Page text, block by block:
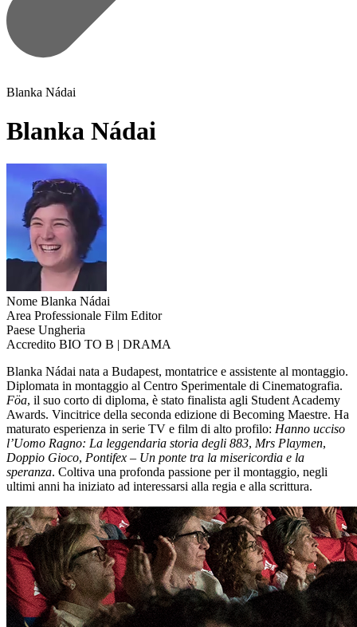
Blanka Nádai
Blanka Nádai
Nome Blanka Nádai
Area Professionale Film Editor
Paese Ungheria
Accredito BIO TO B | DRAMA
Blanka Nádai nata a Budapest, montatrice e assistente al montaggio.
Diplomata in montaggio al Centro Sperimentale di Cinematografia.
Föa, il suo corto di diploma, è stato finalista agli Student Academy
Awards. Vincitrice della seconda edizione di Becoming Maestre. Ha
maturato esperienza in serie TV e film di alto profilo: Hanno ucciso
l’Uomo Ragno: La leggendaria storia degli 883, Mrs Playmen,
Doppio Gioco, Pontifex – Un ponte tra la misericordia e la
speranza. Coltiva una profonda passione per il montaggio, negli
ultimi anni ha iniziato ad interessarsi alla regia e alla scrittura.